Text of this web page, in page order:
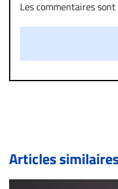
Les commentaires
diffamatoire. Si
un commentaire
immédiatement
de validation, un droit
Bien à vous,
Articles